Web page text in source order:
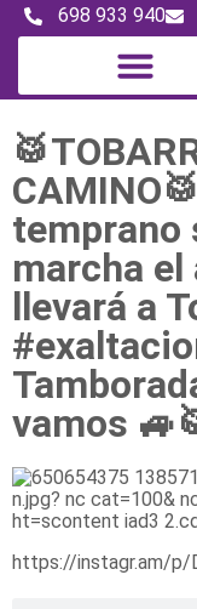
698 933 940
temprano
marcha
llevará a
vamos
https://instagr.am/p/